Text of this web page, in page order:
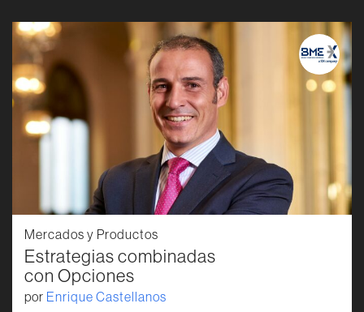
Mercados y Productos
Estrategias combinadas
con Opciones
por Enrique Castellanos